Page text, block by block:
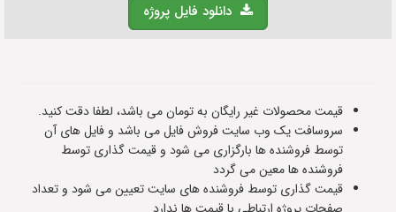
دانلود فایل پروژه
قیمت محصولات غیر رایگان به تومان می باشد، لطفا دقت کنید.
سروسافت یک وب سایت فروش فایل می باشد و فایل های آن
توسط فروشنده ها بارگزاری می شود و قیمت گذاری توسط
فروشنده ها معین می گردد
قیمت گذاری توسط فروشنده های سایت تعیین می شود و تعداد